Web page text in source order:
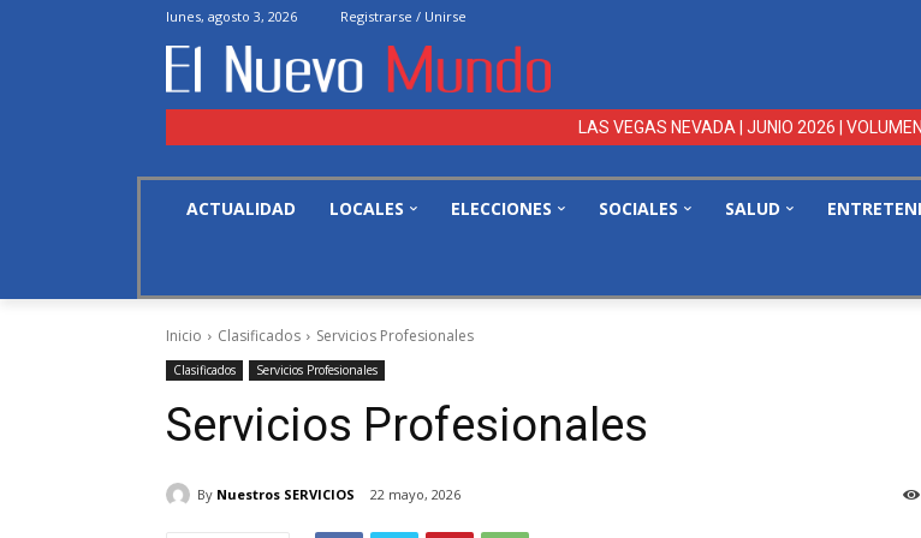
lunes, agosto 3, 2026 Registrarse / Unirse
LAS VEGAS NEVADA | JUNIO 2026 |
ACTUALIDAD LOCALES ELECCIONES SOCIALES SALUD
Inicio Clasificados Servicios Profesionales
Clasificados Servicios Profesionales
Servicios Profesionales
By Nuestros SERVICIOS 22 mayo, 2026